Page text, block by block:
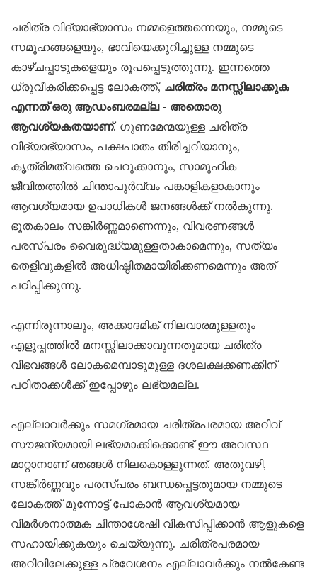
ചരിത്ര വിദ്യാഭ്യാസം നമ്മളെത്തന്നെയും, നമ്മുടെ
സമൂഹങ്ങളെയും, ഭാവിയെക്കുറിച്ചുള്ള നമ്മുടെ
കാഴ്ചപ്പാടുകളെയും രൂപപ്പെടുത്തുന്നു. ഇന്നത്തെ
ധ്രുവീകരിക്കപ്പെട്ട ലോകത്ത്, ചരിത്രം മനസ്സിലാക്കുക
എന്നത് ഒരു ആഡംബരമല്ല - അതൊരു
ആവശ്യകതയാണ്. ഗുണമേന്മയുള്ള ചരിത്ര
വിദ്യാഭ്യാസം, പക്ഷപാതം തിരിച്ചറിയാനും,
കൃത്രിമത്വത്തെ ചെറുക്കാനും, സാമൂഹിക
ജീവിതത്തിൽ ചിന്താപൂർവ്വം പങ്കാളികളാകാനും
ആവശ്യമായ ഉപാധികൾ ജനങ്ങൾക്ക് നൽകുന്നു.
ഭൂതകാലം സങ്കീർണ്ണമാണെന്നും, വിവരണങ്ങൾ
പരസ്പരം വൈരുദ്ധ്യമുള്ളതാകാമെന്നും, സത്യം
തെളിവുകളിൽ അധിഷ്ഠിതമായിരിക്കണമെന്നും അത്
പഠിപ്പിക്കുന്നു.
എന്നിരുന്നാലും, അക്കാദമിക് നിലവാരമുള്ളതും
എളുപ്പത്തിൽ മനസ്സിലാക്കാവുന്നതുമായ ചരിത്ര
വിഭവങ്ങൾ ലോകമെമ്പാടുമുള്ള ദശലക്ഷക്കണക്കിന്
പഠിതാക്കൾക്ക് ഇപ്പോഴും ലഭ്യമല്ല.
എല്ലാവർക്കും സമഗ്രമായ ചരിത്രപരമായ അറിവ്
സൗജന്യമായി ലഭ്യമാക്കിക്കൊണ്ട് ഈ അവസ്ഥ
മാറ്റാനാണ് ഞങ്ങൾ നിലകൊള്ളുന്നത്. അതുവഴി,
സങ്കീർണ്ണവും പരസ്പരം ബന്ധപ്പെട്ടതുമായ നമ്മുടെ
ലോകത്ത് മുന്നോട്ട് പോകാൻ ആവശ്യമായ
വിമർശനാത്മക ചിന്താശേഷി വികസിപ്പിക്കാൻ ആളുകളെ
സഹായിക്കുകയും ചെയ്യുന്നു. ചരിത്രപരമായ
അറിവിലേക്കുള്ള പ്രവേശനം എല്ലാവർക്കും നൽകേണ്ട